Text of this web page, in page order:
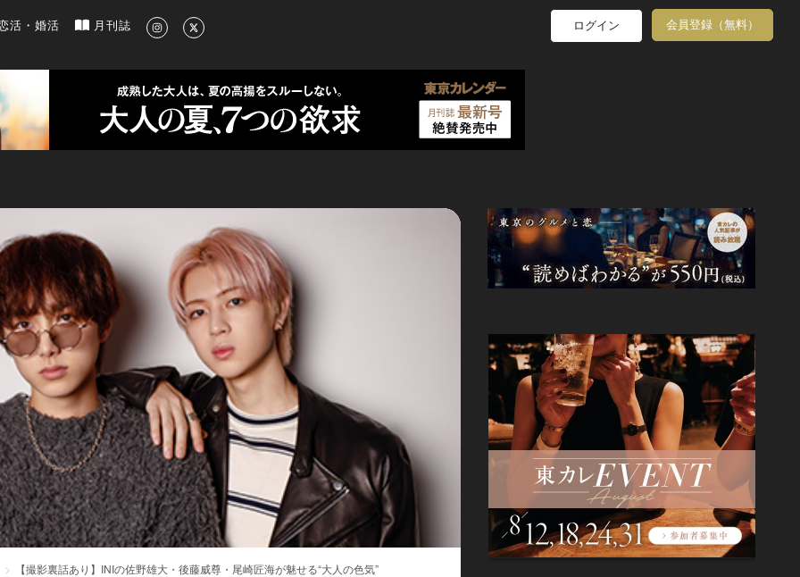
ルメ、洗練されたライフスタイル情報
活・婚活 月刊誌 ログイン 会員登録（無料）
【撮影裏話あり】INIの佐野雄大・後藤威尊・尾崎匠海が魅せる“大人の色気”